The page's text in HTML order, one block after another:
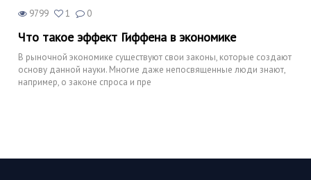
9799 1 0
Что такое эффект Гиффена в экономике
В рыночной экономике существуют свои законы, которые создают
основу данной науки. Многие даже непосвященные люди знают,
например, о законе спроса и пре